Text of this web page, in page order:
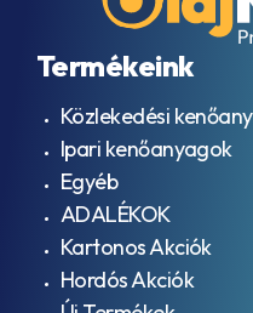
Termékeink
Közlekedési
Ipari kenőanyagok
Egyéb
ADALÉKOK
Kartonos Akciók
Hordós Akciók